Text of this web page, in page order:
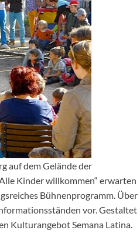
auf dem Gelände der
Kinder willkommen“ erwarten
Bühnenprogramm. Über
vor. Gestaltet
Kulturangebot Semana Latina.